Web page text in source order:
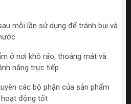
mỗi lần sử dụng để tránh bụi và
ở nơi khô ráo, thoáng mát và
nắng trực tiếp
các bộ phận của sản phẩm
động tốt